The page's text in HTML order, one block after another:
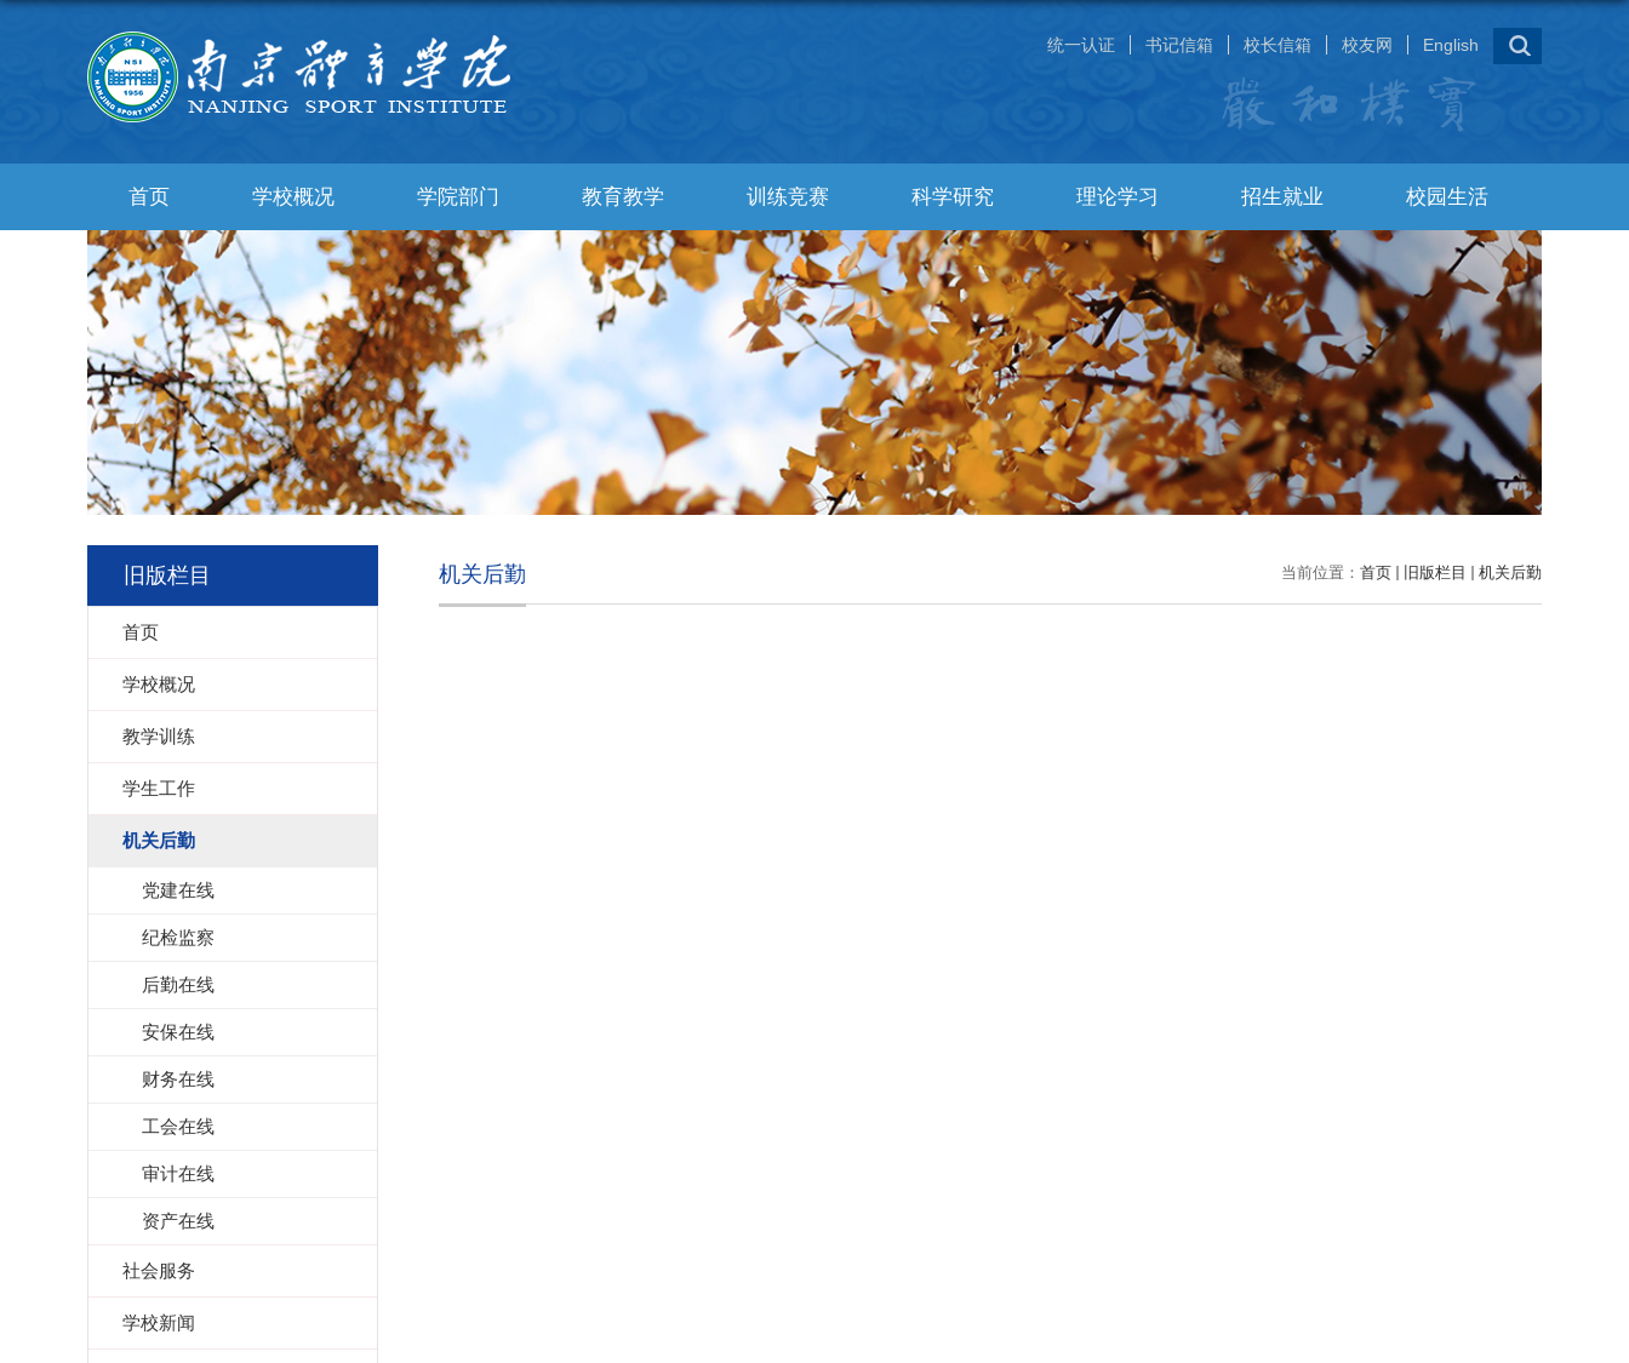
统一认证 书记信箱 校长信箱 校友网 English
首页 学校概况 学院部门 教育教学 训练竞赛 科学研究 理论学习 招生就业 校园生活
旧版栏目
首页
学校概况
教学训练
学生工作
机关后勤
党建在线
纪检监察
后勤在线
安保在线
财务在线
工会在线
审计在线
资产在线
社会服务
学校新闻
当前位置： 首页 旧版栏目 机关后勤
机关后勤